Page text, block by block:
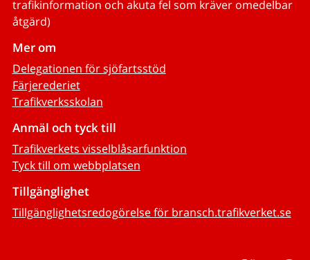
trafikinformation och akuta fel som kräver omedelbar
åtgärd)
Mer om
Delegationen för sjöfartsstöd
Färjerederiet
Trafikverksskolan
Anmäl och tyck till
Trafikverkets visselblåsarfunktion
Tyck till om webbplatsen
Tillgänglighet
Tillgänglighetsredogörelse för bransch.trafikverket.se